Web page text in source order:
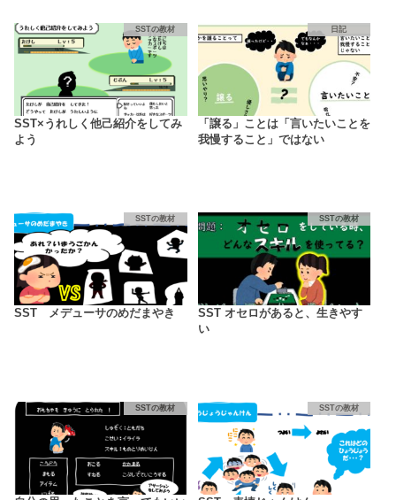
SSTの教材
SST×うれしく他己紹介をしてみ
よう
日記
「譲る」ことは「言いたいことを
我慢すること」ではない
SSTの教材
SST メデューサのめだまやき
SSTの教材
SST オセロがあると、生きやす
い
SSTの教材 SSTの教材